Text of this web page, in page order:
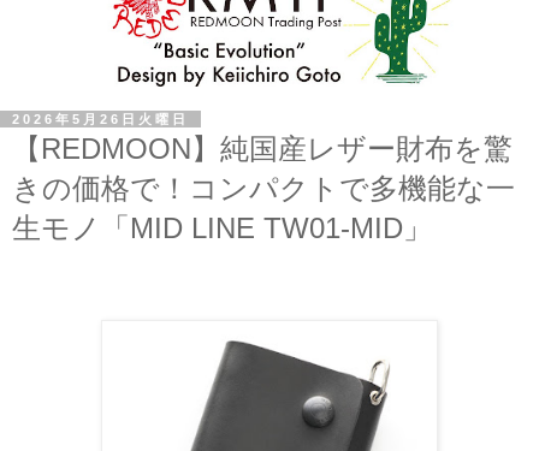
2026年5月26日火曜日
【REDMOON】純国産レザー財布を驚
きの価格で！コンパクトで多機能な一
生モノ「MID LINE TW01-MID」